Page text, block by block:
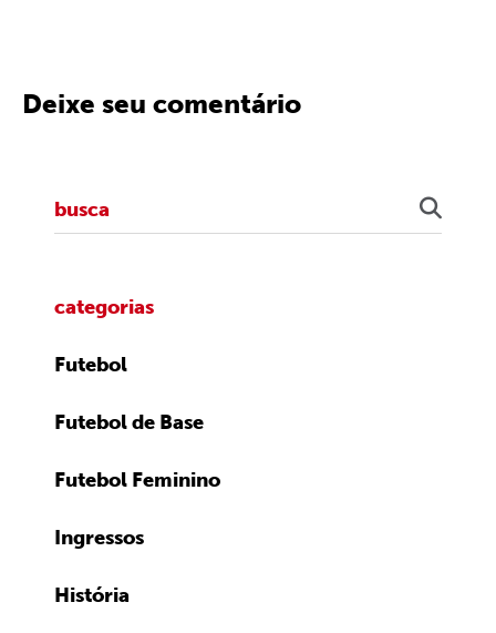
Deixe seu comentário
categorias
Futebol
Futebol de Base
Futebol Feminino
Ingressos
História